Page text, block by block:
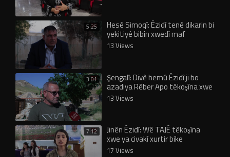
5:25 Hesê Simoqî: Êzidî tenê dikarin bi
yekitiyê bibin xwedî maf
13 Views
3:01 Şengalî: Divê hemû Êzidî ji bo
azadiya Rêber Apo têkoşîna xwe
mezin bikin
13 Views
7:12 Jinên Êzidî: Wê TAJÊ têkoşîna
xwe ya civakî xurtir bike
17 Views